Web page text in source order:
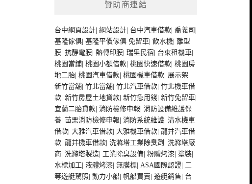
贊助商連結
台中網頁設計 |網站設計 台中汽車借款 |喬義司
基隆傢俱 |基隆平價傢俱 免留車 |飲水機 |離型
膜 |抗靜電膜 |熱轉印膜 |瑞里民宿 台東租機車
桃園當鋪 |桃園小額借款 |桃園快速借款 |桃園房
地二胎 |桃園汽車借款 |桃園機車借款 展示架
新竹當舖 |竹北當舖 |竹北汽車借款 |竹北機車借
款 |新竹房屋土地貸款 |新竹急用錢 |新竹免留車
宜蘭二胎貸款 |消防檢修申報 |消防設備維護保
養 |苗栗消防檢修申報 |消防系統維護 |清水機車
借款 |大雅汽車借款 |大雅機車借款 |龍井汽車借
款 |龍井機車借款 洗滌塔工業除臭劑
洗滌塔廠
商 洗滌塔製造 工業除臭設備 |粉體烤漆 |塗裝
水標加工 |液體烤漆 |無膜標 |ASA國際認證 |二
等遊艇駕照 |動力小船 帆船買賣 |遊艇銷售 台